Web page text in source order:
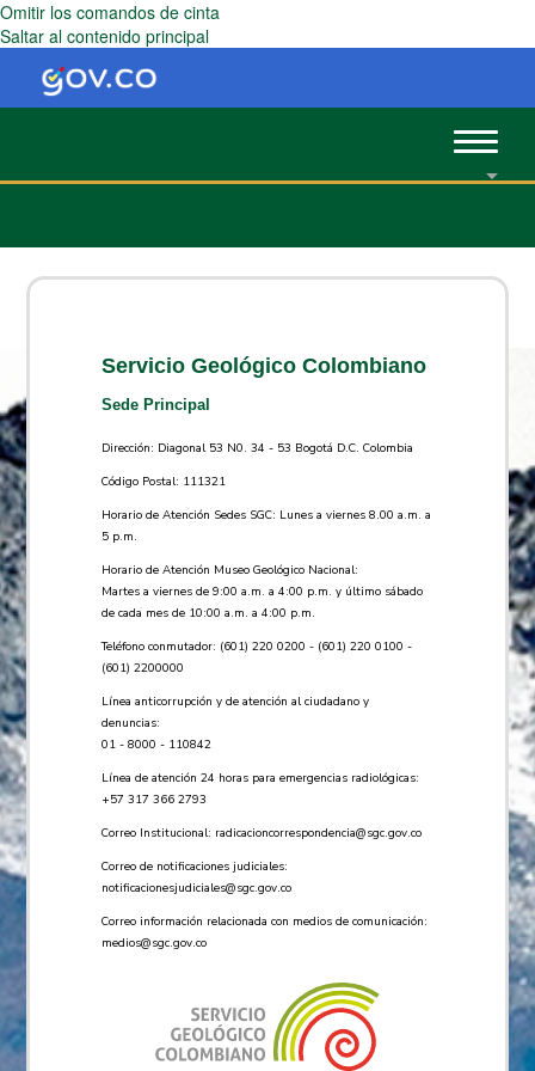
Omitir los comandos de cinta
Saltar al contenido principal
Toggle
Servicio Geológico Colombiano
Sede Principal
Dirección: Diagonal 53 N0. 34 - 53 Bogotá D.C. Colombia
Código Postal: 111321
Horario de Atención Sedes SGC: Lunes a viernes 8.00 a.m. a
5 p.m.
Horario de Atención Museo Geológico Nacional:
Martes a viernes de 9:00 a.m. a 4:00 p.m. y último sábado
de cada mes de 10:00 a.m. a 4:00 p.m.
Teléfono conmutador: (601) 220 0200 - (601) 220 0100 -
(601) 2200000
Línea anticorrupción y de atención al ciudadano y
denuncias:
01 - 8000 - 110842
Línea de atención 24 horas para emergencias radiológicas:
+57 ​317 366 2793
Correo Institucional: radicacioncorrespondencia@sgc.gov.co
Correo de notificaciones judiciales:
notificacionesjudiciales@sgc.gov.co
Correo información relacionada con medios de comunicación:
medios@sgc.gov.co